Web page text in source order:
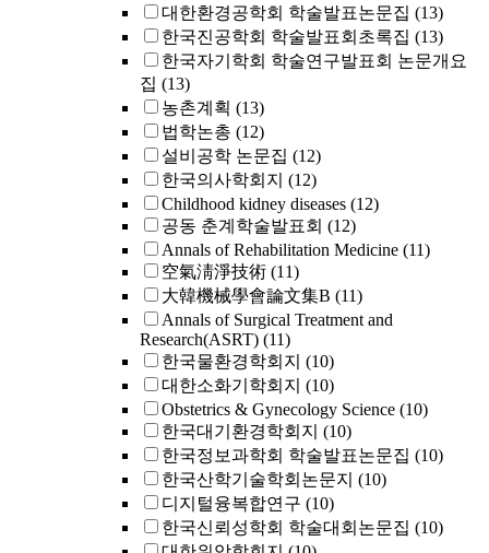
대한환경공학회 학술발표논문집 (13)
한국진공학회 학술발표회초록집 (13)
한국자기학회 학술연구발표회 논문개요
집 (13)
농촌계획 (13)
법학논총 (12)
설비공학 논문집 (12)
한국의사학회지 (12)
Childhood kidney diseases (12)
공동 춘계학술발표회 (12)
Annals of Rehabilitation Medicine (11)
空氣淸淨技術 (11)
大韓機械學會論文集B (11)
Annals of Surgical Treatment and
Research(ASRT) (11)
한국물환경학회지 (10)
대한소화기학회지 (10)
Obstetrics & Gynecology Science (10)
한국대기환경학회지 (10)
한국정보과학회 학술발표논문집 (10)
한국산학기술학회논문지 (10)
디지털융복합연구 (10)
한국신뢰성학회 학술대회논문집 (10)